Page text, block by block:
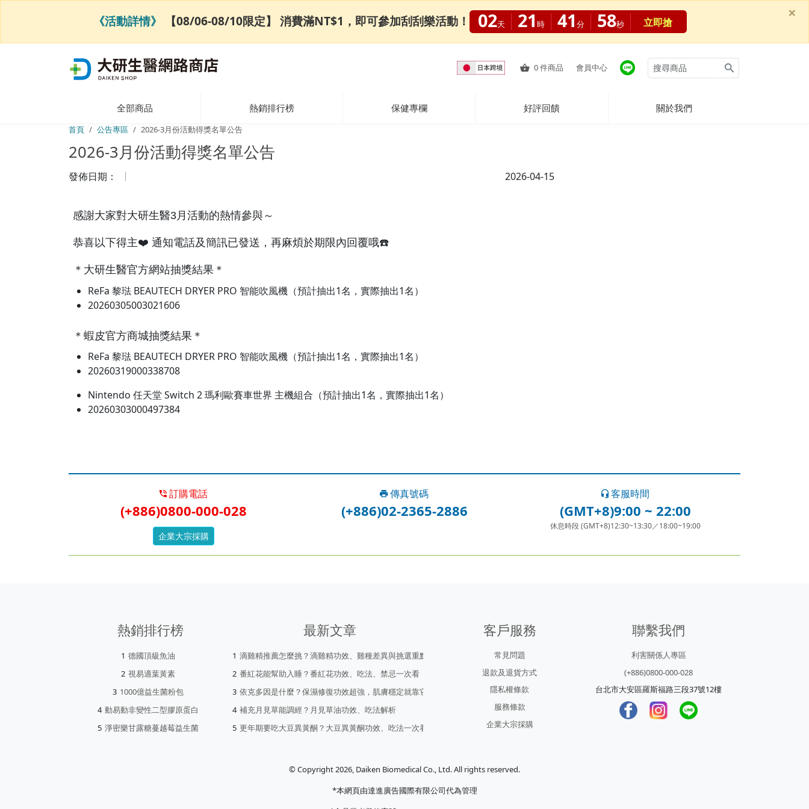
0件商品 會員中心
全部商品 熱銷排行榜 保健專欄 好評回饋 關於我們
首頁 公告專區 2026-3月份活動得獎名單公告
2026-3月份活動得獎名單公告
發佈日期： 2026-04-15
感謝大家對大研生醫3月活動的熱情參與～
恭喜以下得主❤️ 通知電話及簡訊已發送，再麻煩於期限內回覆哦☎️
＊大研生醫官方網站抽獎結果＊
ReFa 黎琺 BEAUTECH DRYER PRO 智能吹風機（預計抽出1名，實際抽出1名）
20260305003021606
＊蝦皮官方商城抽獎結果＊
ReFa 黎琺 BEAUTECH DRYER PRO 智能吹風機（預計抽出1名，實際抽出1名）
20260319000338708
Nintendo 任天堂 Switch 2 瑪利歐賽車世界 主機組合（預計抽出1名，實際抽出1名）
20260303000497384
訂購電話
(+886)0800-000-028
企業大宗採購
傳真號碼
(+886)02-2365-2886
客服時間
(GMT+8)9:00 ~ 22:00
休息時段 (GMT+8)12:30~13:30／18:00~19:00
熱銷排行榜
德國頂級魚油
視易適葉黃素
1000億益生菌粉包
動易動非變性二型膠原蛋白
淨密樂甘露糖蔓越莓益生菌
最新文章
滴雞精推薦怎麼挑？滴雞精功效、雞種差異與挑選重點
番紅花能幫助入睡？番紅花功效、吃法、禁忌一次看
依克多因是什麼？保濕修復功效超強，肌膚穩定就靠它！
補充月見草能調經？月見草油功效、吃法解析
更年期要吃大豆異黃酮？大豆異黃酮功效、吃法一次看
客戶服務
常見問題
退款及退貨方式
隱私權條款
服務條款
企業大宗採購
聯繫我們
利害關係人專區
(+886)0800-000-028
台北市大安區羅斯福路三段37號12樓
© Copyright 2026, Daiken Biomedical Co., Ltd. All rights reserved.
*本網頁由達進廣告國際有限公司代為管理
《活動詳情》 【08/06-08/10限定】 消費滿NT$1，即可參加刮刮樂活動！ 02天 21 時 41 分 58秒 立即搶
×